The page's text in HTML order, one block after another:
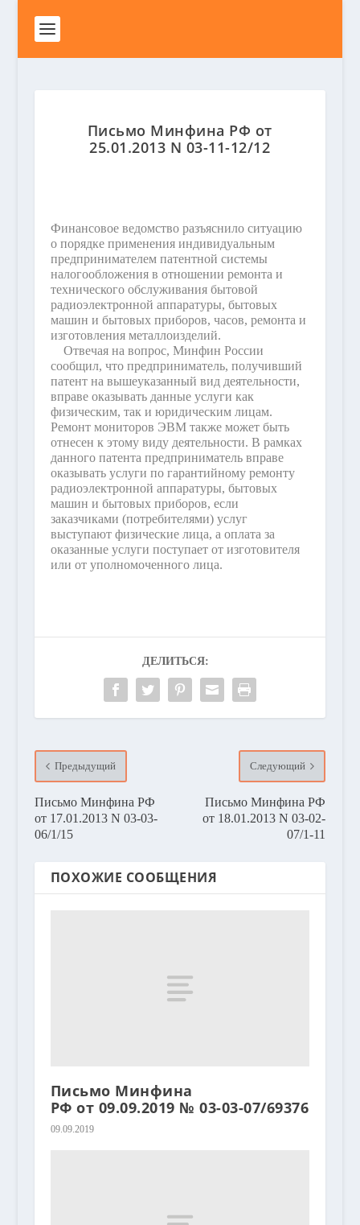
Письмо Минфина РФ от
25.01.2013 N 03-11-12/12
Финансовое ведомство разъяснило ситуацию
о порядке применения индивидуальным
предпринимателем патентной системы
налогообложения в отношении ремонта и
технического обслуживания бытовой
радиоэлектронной аппаратуры, бытовых
машин и бытовых приборов, часов, ремонта и
изготовления металлоизделий.
Отвечая на вопрос, Минфин России
сообщил, что предприниматель, получивший
патент на вышеуказанный вид деятельности,
вправе оказывать данные услуги как
физическим, так и юридическим лицам.
Ремонт мониторов ЭВМ также может быть
отнесен к этому виду деятельности. В рамках
данного патента предприниматель вправе
оказывать услуги по гарантийному ремонту
радиоэлектронной аппаратуры, бытовых
машин и бытовых приборов, если
заказчиками (потребителями) услуг
выступают физические лица, а оплата за
оказанные услуги поступает от изготовителя
или от уполномоченного лица.
ДЕЛИТЬСЯ:
Предыдущий
Письмо Минфина РФ
от 17.01.2013 N 03-03-
06/1/15
Следующий
Письмо Минфина РФ
от 18.01.2013 N 03-02-
07/1-11
ПОХОЖИЕ СООБЩЕНИЯ
Письмо Минфина
РФ от 09.09.2019 № 03-03-07/69376
09.09.2019